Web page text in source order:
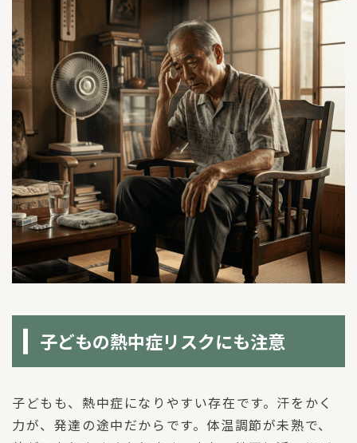
子どもの熱中症リスクにも注意
子どもも、熱中症になりやすい存在です。汗をかく
力が、発達の途中だからです。体温調節が未熟で、